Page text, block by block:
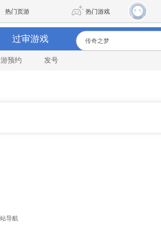
热门页游 热门游戏
魔兽 DNF
过审游戏
预约 发号
导航